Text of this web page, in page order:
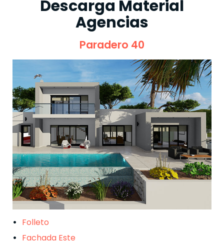
Descarga Material
Agencias
Paradero 40
Folleto
Fachada Este